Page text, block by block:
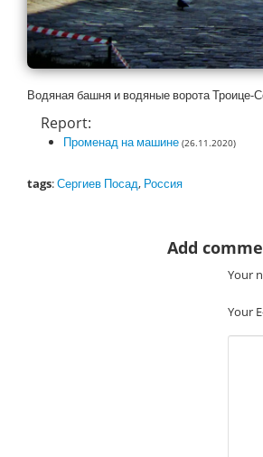
Водяная башня и водяные ворота Троице-
Report:
Променад на машине (26.11.2020)
tags:Сергиев Посад, Россия
Add
Your
Your